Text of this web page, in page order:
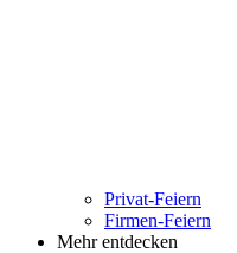
Privat-Feiern
Firmen-Feiern
Mehr entdecken